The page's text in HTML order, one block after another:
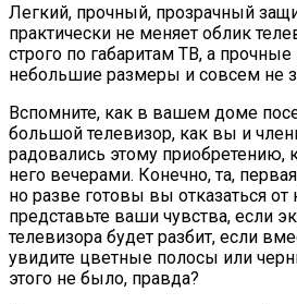
Легкий, прочный, прозрачный
практически не меняет облик
строго по габаритам ТВ, а
небольшие размеры и совсем не
Вспомните, как в вашем доме
большой телевизор, как вы и
радовались этому приобретению,
него вечерами. Конечно, та,
но разве готовы вы отказаться от
представьте ваши чувства, если
телевизора будет разбит, если
увидите цветные полосы или
этого не было, правда?